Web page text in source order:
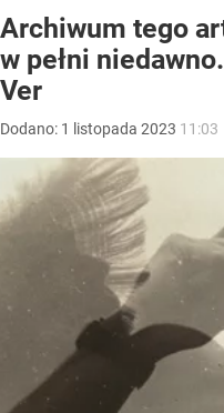
Archiwum tego
w pełni
Ver
Dodano: 1 listopada 2023 11:03